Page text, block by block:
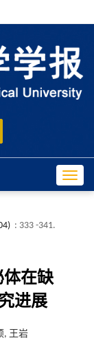
: 333 -341.
体在缺
进展
, 王岩